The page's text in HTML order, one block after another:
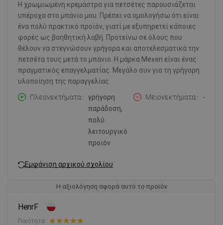
Η χρωμιωμένη κρεμάστρα για πετσέτες παρουσιάζεται
υπέροχα στο μπάνιο μου. Πρέπει να ομολογήσω ότι είναι
ένα πολύ πρακτικό προϊόν, γιατί με εξυπηρετεί κάποιες
φορές ως βοηθητική λαβή. Προτείνω σε όλους που
θέλουν να στεγνώσουν γρήγορα και αποτελεσματικά την
πετσέτα τους μετά το μπάνιο. Η μάρκα Mexen είναι ένας
πραγματικός επαγγελματίας. Μεγάλο συν για τη γρήγορη
υλοποίηση της παραγγελίας.
Πλεονεκτήματα:
γρήγορη
παράδοση,
πολύ
λειτουργικό
προϊόν
Μειονεκτήματα: -
Εμφάνιση αρχικού σχολίου
Η αξιολόγηση αφορά αυτό το προϊόν
HenrF
Ποιότητα: